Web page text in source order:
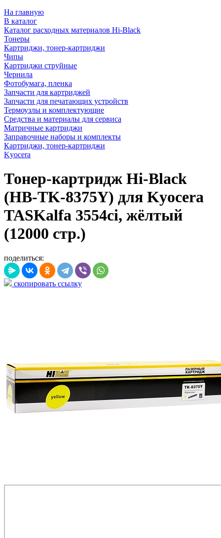
На главную
В каталог
Каталог расходных материалов Hi-Black
Тонеры
Картриджи, тонер-картриджи
Чипы
Картриджи струйные
Чернила
Фотобумага, пленка
Запчасти для картриджей
Запчасти для печатающих устройств
Термоузлы и комплектующие
Средства и материалы для сервиса
Матричные картриджи
Заправочные наборы и комплекты
Картриджи, тонер-картриджи
Kyocera
Тонер-картридж Hi-Black
(HB-TK-8375Y) для Kyocera
TASKalfa 3554ci, жёлтый
(12000 стр.)
поделиться:
скопировать ссылку